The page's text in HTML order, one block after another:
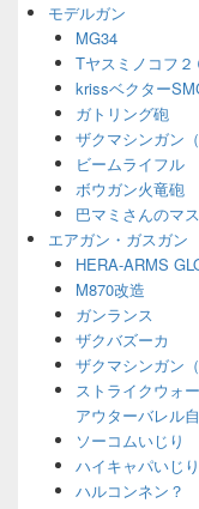
ェ
モデルガン
MG34
Tヤスミノコフ２
krissベクター
ガトリング砲
ザクマシンガン（
ビームライフル
ボウガン火竜砲
巴マミさんのマ
エアガン・ガスガン
HERA-ARMS
M870改造
ガンランス
ザクバズーカ
ザクマシンガン（
ストライクウォ
アウターバレル
ソーコムいじり
ハイキャパいじり
ハルコンネン？